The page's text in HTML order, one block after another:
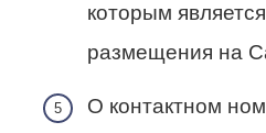
которым
размещения на
О контактном